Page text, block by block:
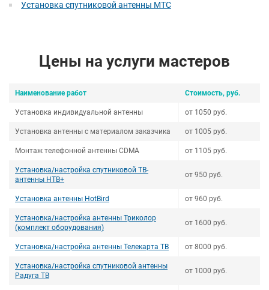
Установка спутниковой антенны МТС
Цены на услуги мастеров
Наименование работ Стоимость, руб.
Установка индивидуальной антенны от 1050 руб.
Установка антенны с материалом заказчика от 1005 руб.
Монтаж телефонной антенны СDMA от 1105 руб.
Установка/настройка спутниковой ТВ-
антенны НТВ+
от 950 руб.
Установка антенны HotBird от 960 руб.
Установка/настройка антенны Триколор
(комплект оборудования)
от 1600 руб.
Установка/настройка антенны Телекарта ТВ от 8000 руб.
Установка/настройка спутниковой антенны
Радуга ТВ
от 1000 руб.